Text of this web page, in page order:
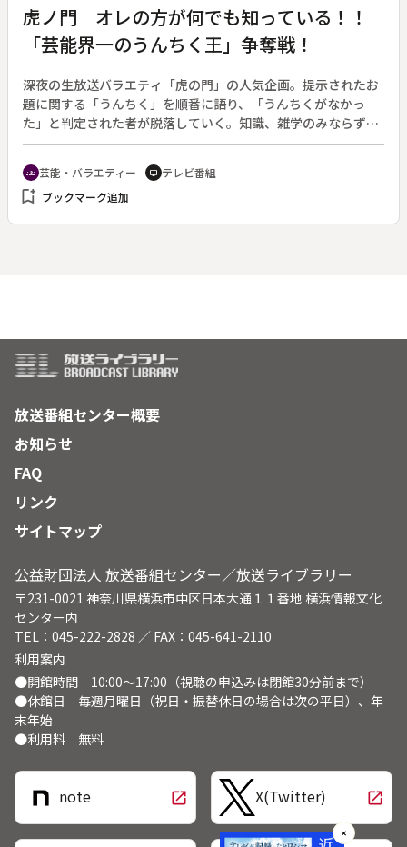
虎ノ門 オレの方が何でも知っている！！
「芸能界一のうんちく王」争奪戦！
深夜の生放送バラエティ「虎の門」の人気企画。提示されたお
題に関する「うんちく」を順番に語り、「うんちくがなかっ
た」と判定された者が脱落していく。知識、雑学のみならず、
聞き手をうならせる説得力ある話術も必要とされる、緊張感あ
ふれるトークバトル。◆この回は、初代「芸能界一のうんちく
王」伊集院光と挑戦者・山田五郎、吉田照美、上田晋也の４人
が対決する。司会：いとうせいこう、解説：勝俣州和。
groups 芸能・バラエティー tv テレビ番組
bookmark_add ブックマーク追加
放送番組センター概要
お知らせ
FAQ
リンク
サイトマップ
公益財団法人 放送番組センター／放送ライブラリー
〒231-0021 神奈川県横浜市中区日本大通１１番地 横浜情報文化
センター内
TEL：045-222-2828 ／ FAX：045-641-2110
利用案内
●開館時間 10:00～17:00（視聴の申込みは閉館30分前まで）
●休館日 毎週月曜日（祝日・振替休日の場合は次の平日）、年
末年始
●利用料 無料
note open_in_new X(Twitter) open_in_new
✕